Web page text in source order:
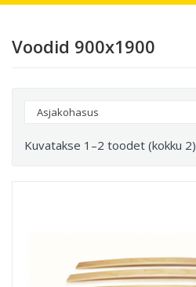
Voodid 900х1900
Asjakohasus
Kuvatakse 1–2 toodet (kokku 2)